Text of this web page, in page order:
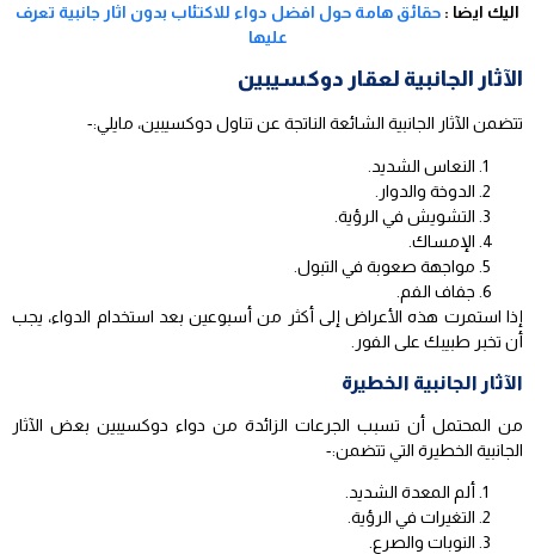
اليك ايضا : حقائق هامة حول افضل دواء للاكتئاب بدون اثار جانبية تعرف
عليها
الآثار الجانبية لعقار دوكسيبين
تتضمن الآثار الجانبية الشائعة الناتجة عن تناول دوكسيبين، مايلي:-
النعاس الشديد.
الدوخة والدوار.
التشويش في الرؤية.
الإمساك.
مواجهة صعوبة في التبول.
جفاف الفم.
إذا استمرت هذه الأعراض إلى أكثر من أسبوعين بعد استخدام الدواء، يجب
أن تخبر طبيبك على الفور.
الآثار الجانبية الخطيرة
من المحتمل أن تسبب الجرعات الزائدة من دواء دوكسيبين بعض الآثار
الجانبية الخطيرة التي تتضمن:-
ألم المعدة الشديد.
التغيرات في الرؤية.
النوبات والصرع.